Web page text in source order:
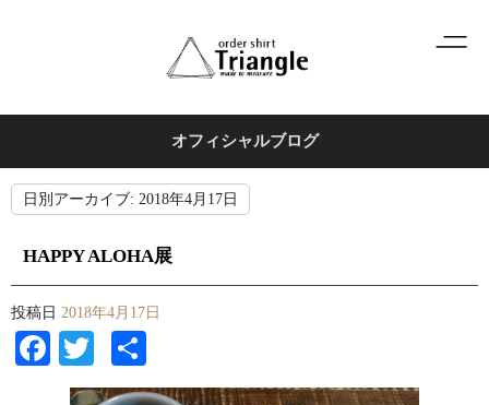
オフィシャルブログ
日別アーカイブ: 2018年4月17日
HAPPY ALOHA展
投稿日 2018年4月17日
Facebook
Twitter
有